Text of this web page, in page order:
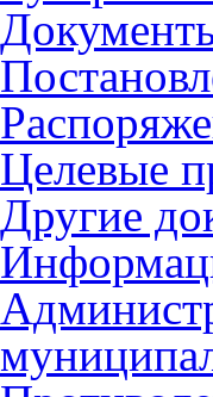
Целевые
Другие